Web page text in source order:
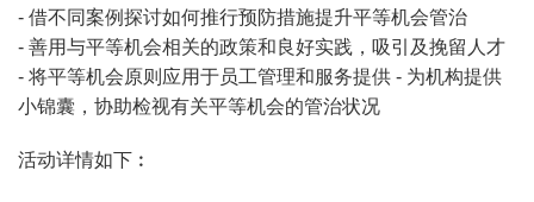
- 借不同案例探讨如何推行预防措施提升平等机会管治
- 善用与平等机会相关的政策和良好实践，吸引及挽留人才
- 将平等机会原则应用于员工管理和服务提供 - 为机构提供
小锦囊，协助检视有关平等机会的管治状况
活动详情如下︰